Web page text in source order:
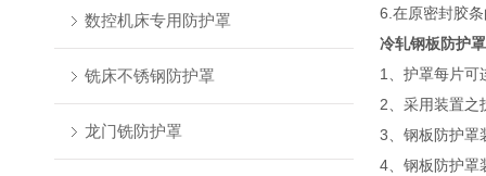
数控机床专用防护罩
铣床不锈钢防护罩
龙门铣防护罩
6.在原密封胶
冷轧钢板防护罩
1、护罩每片可
2、采用装置之
3、钢板防护罩
4、钢板防护罩